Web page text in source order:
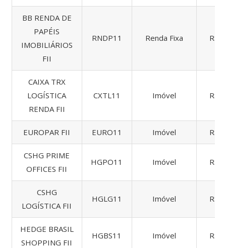
BB RENDA DE
PAPÉIS
IMOBILIÁRIOS
FII
RNDP11 Renda Fixa R$
CAIXA TRX
LOGÍSTICA
RENDA FII
CXTL11 Imóvel R$
EUROPAR FII EURO11 Imóvel R$
CSHG PRIME
OFFICES FII
HGPO11 Imóvel R$
CSHG
LOGÍSTICA FII
HGLG11 Imóvel R$
HEDGE BRASIL
SHOPPING FII
HGBS11 Imóvel R$